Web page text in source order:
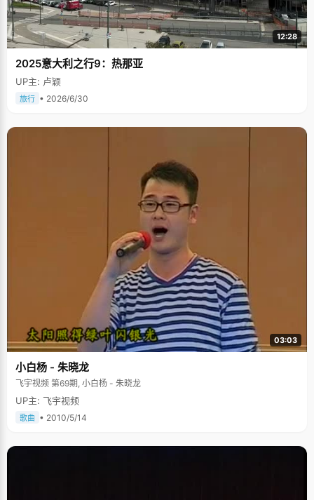
12:28
2025意大利之行9：热那亚
UP主: 卢颖
旅行 • 2026/6/30
03:03
小白杨 - 朱晓龙
飞宇视频 第69期, 小白杨 - 朱晓龙
UP主: 飞宇视频
歌曲 • 2010/5/14